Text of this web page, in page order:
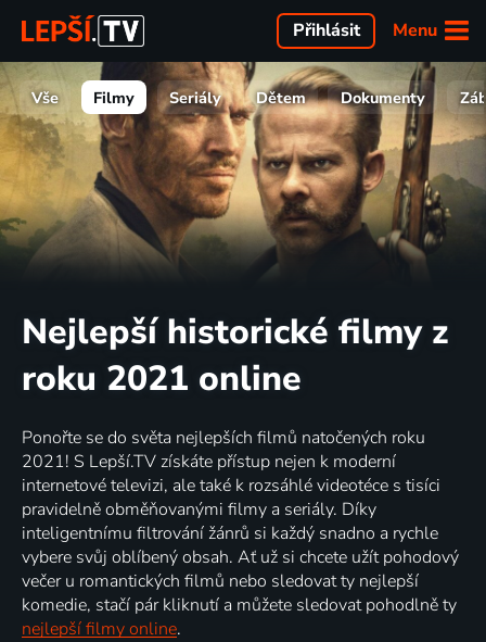
Menu
Přihlásit
Vše Filmy Seriály Dětem Dokumenty
Nejlepší historické filmy z
roku 2021 online
Ponořte se do světa nejlepších filmů natočených roku
2021! S Lepší.TV získáte přístup nejen k moderní
internetové televizi, ale také k rozsáhlé videotéce s tisíci
pravidelně obměňovanými filmy a seriály. Díky
inteligentnímu filtrování žánrů si každý snadno a rychle
vybere svůj oblíbený obsah. Ať už si chcete užít pohodový
večer u romantických filmů nebo sledovat ty nejlepší
komedie, stačí pár kliknutí a můžete sledovat pohodlně ty
nejlepší filmy online.